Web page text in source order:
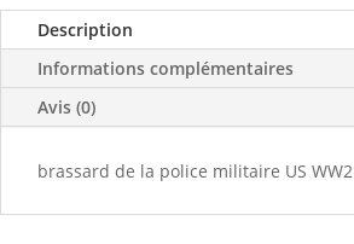
Description
Informations complémentaires
Avis (0)
brassard de la police militaire US WW2